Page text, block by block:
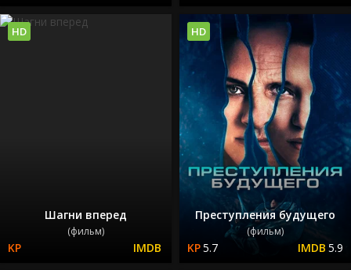
Шагни вперед
(фильм)
HD
Преступления будущего
(фильм)
5.7 5.9
HD